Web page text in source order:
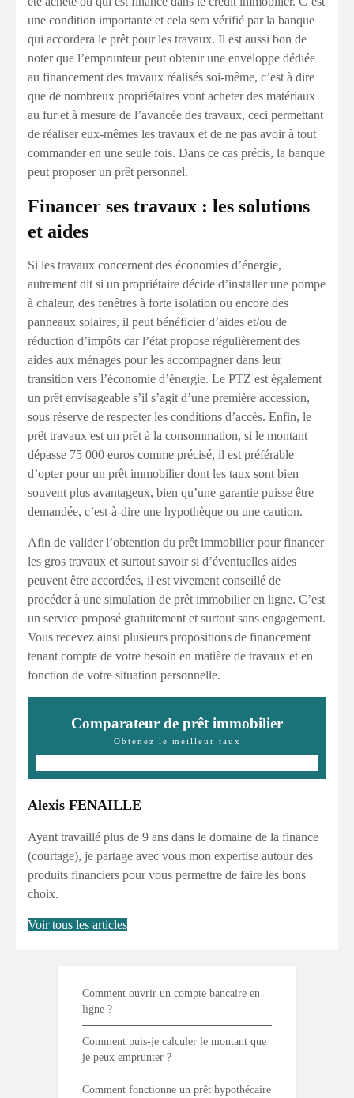
une condition importante et cela sera vérifié par la banque
qui accordera le prêt pour les travaux. Il est aussi bon de
noter que l’emprunteur peut obtenir une enveloppe dédiée
au financement des travaux réalisés soi-même, c’est à dire
que de nombreux propriétaires vont acheter des matériaux
au fur et à mesure de l’avancée des travaux, ceci permettant
de réaliser eux-mêmes les travaux et de ne pas avoir à tout
commander en une seule fois. Dans ce cas précis, la banque
peut proposer un prêt personnel.
Financer ses travaux : les solutions
et aides
Si les travaux concernent des économies d’énergie,
autrement dit si un propriétaire décide d’installer une pompe
à chaleur, des fenêtres à forte isolation ou encore des
panneaux solaires, il peut bénéficier d’aides et/ou de
réduction d’impôts car l’état propose régulièrement des
aides aux ménages pour les accompagner dans leur
transition vers l’économie d’énergie. Le PTZ est également
un prêt envisageable s’il s’agit d’une première accession,
sous réserve de respecter les conditions d’accès. Enfin, le
prêt travaux est un prêt à la consommation, si le montant
dépasse 75 000 euros comme précisé, il est préférable
d’opter pour un prêt immobilier dont les taux sont bien
souvent plus avantageux, bien qu’une garantie puisse être
demandée, c’est-à-dire une hypothèque ou une caution.
Afin de valider l’obtention du prêt immobilier pour financer
les gros travaux et surtout savoir si d’éventuelles aides
peuvent être accordées, il est vivement conseillé de
procéder à une simulation de prêt immobilier en ligne. C’est
un service proposé gratuitement et surtout sans engagement.
Vous recevez ainsi plusieurs propositions de financement
tenant compte de votre besoin en matière de travaux et en
fonction de votre situation personnelle.
Comparateur de prêt immobilier
Obtenez le meilleur taux
Alexis FENAILLE
Ayant travaillé plus de 9 ans dans le domaine de la finance
(courtage), je partage avec vous mon expertise autour des
produits financiers pour vous permettre de faire les bons
choix.
Voir tous les articles
Comment ouvrir un compte bancaire en
ligne ?
Comment puis-je calculer le montant que
je peux emprunter ?
Comment fonctionne un prêt hypothécaire